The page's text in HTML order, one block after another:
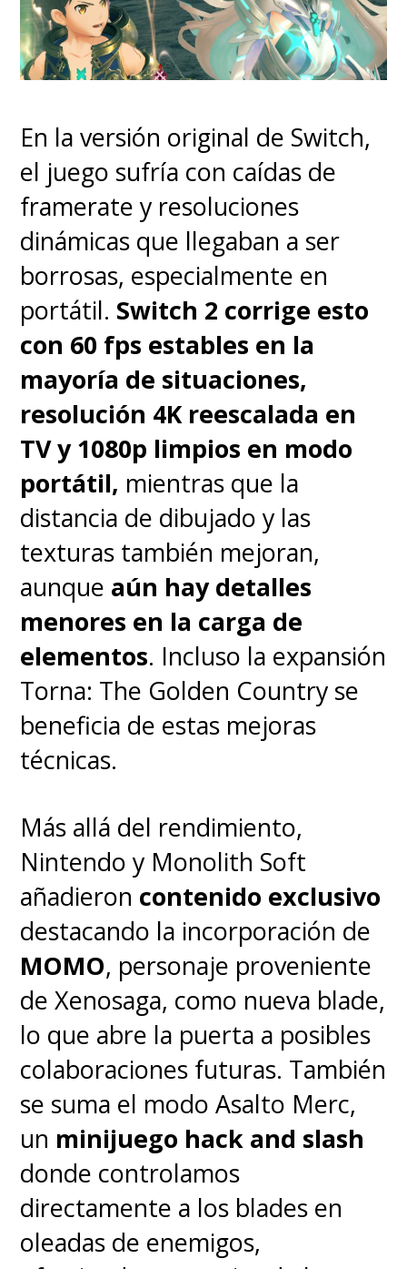
En la versión original de Switch,
el juego sufría con caídas de
framerate y resoluciones
dinámicas que llegaban a ser
borrosas, especialmente en
portátil. Switch 2 corrige esto
con 60 fps estables en la
mayoría de situaciones,
resolución 4K reescalada en
TV y 1080p limpios en modo
portátil, mientras que la
distancia de dibujado y las
texturas también mejoran,
aunque aún hay detalles
menores en la carga de
elementos. Incluso la expansión
Torna: The Golden Country se
beneficia de estas mejoras
técnicas.
Más allá del rendimiento,
Nintendo y Monolith Soft
añadieron contenido exclusivo
destacando la incorporación de
MOMO, personaje proveniente
de Xenosaga, como nueva blade,
lo que abre la puerta a posibles
colaboraciones futuras. También
se suma el modo Asalto Merc,
un minijuego hack and slash
donde controlamos
directamente a los blades en
oleadas de enemigos,